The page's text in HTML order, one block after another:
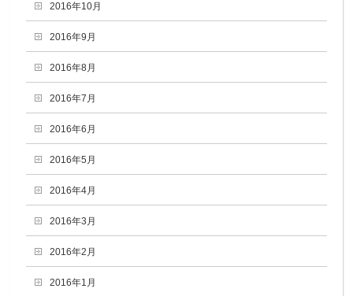
2016年10月
2016年9月
2016年8月
2016年7月
2016年6月
2016年5月
2016年4月
2016年3月
2016年2月
2016年1月